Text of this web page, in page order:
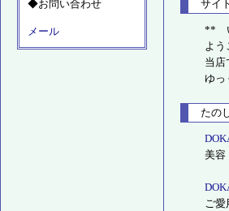
◆お問い合わせ
メール
サイ
**
よう
当店
ゆっ
たの
美容
ご愛